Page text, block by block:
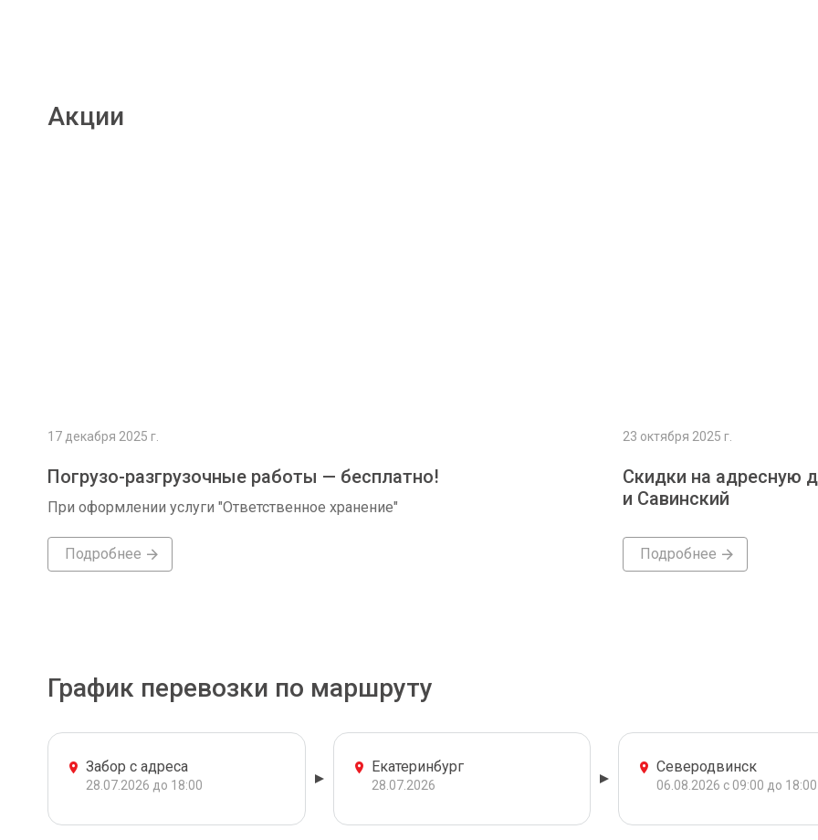
Акции
17 декабря 2025 г.
Погрузо-разгрузочные работы — бесплатно!
При оформлении услуги "Ответственное хранение"
Подробнее
23 октября 2025 г.
Скидки на адресную
и Савинский
Подробнее
График перевозки по маршруту
Забор с адреса
28.07.2026 до 18:00
Екатеринбург
28.07.2026
Северодвинск
06.08.2026 с 09:00 до 18:00